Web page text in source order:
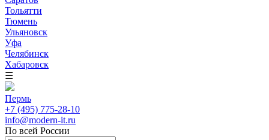
Тольятти
Тюмень
Ульяновск
Уфа
Челябинск
Хабаровск
☰
Пермь
+7 (495) 775-28-10
info@modern-it.ru
По всей России